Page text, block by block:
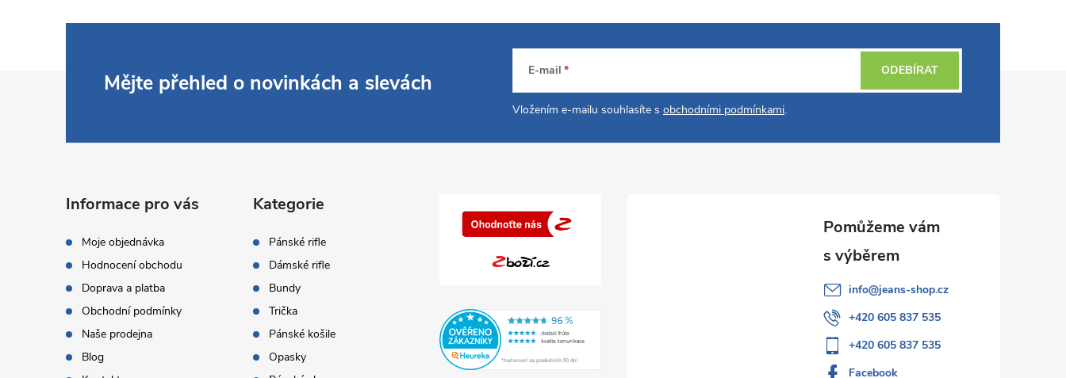
Mějte přehled o novinkách a slevách E-mail
Vložením e-mailu souhlasíte s obchodními podmínkami.
ODEBÍRAT
Informace pro vás
Moje objednávka
Hodnocení obchodu
Doprava a platba
Obchodní podmínky
Naše prodejna
Blog
Kategorie
Pánské rifle
Dámské rifle
Bundy
Trička
Pánské košile
Opasky
info@jeans-shop.cz
+420 605 837 535
+420 605 837 535
Facebook